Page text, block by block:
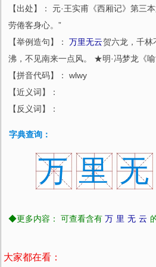
【出处】： 元·王实甫《西厢记》第三
劳倦客身心。”
【举例造句】： 万里无云贺六龙，千林
沸，不见南来一点风。 ★明·冯梦龙《
【拼音代码】： wlwy
【近义词】：
【反义词】：
字典查询：
万 里 无
◆更多内容： 可查看含有 万 里 无 云
大家都在看：